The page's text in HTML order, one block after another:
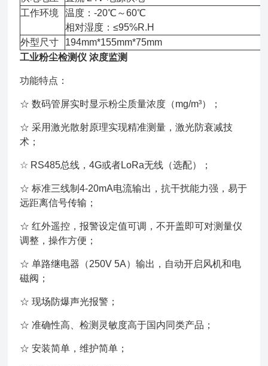
工作环境
温度：-20℃～60℃
相对湿度：≤95%R.H
外型尺寸
194mm*155mm*75mm
工业粉尘检测仪 浓度监测
功能特点：
☆ 数码管屏实时显示粉尘质量浓度（mg/m³）；
☆ 采用激光散射原理实现精准测量，激光防衰减技
术；
☆ RS485总线，4G或者LoRa无线（选配）；
☆ 标准三线制4-20mA电流输出，抗干扰能力强，易于
远距离信号传输；
☆ 红外遥控，报警设定值可调，不开盖即可对测量仪
调整，操作方便；
☆ 单路继电器（250V 5A）输出，自动开启风机和电
磁阀；
☆ 现场防爆声光报警；
☆ 准确性高、检测灵敏度高于国内同类产品；
☆ 安装简单，维护简单；